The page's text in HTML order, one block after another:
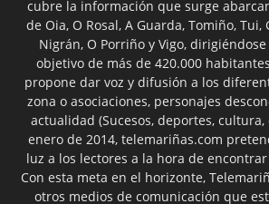
cubre la información que surge
de Oia, O Rosal, A Guarda, Tomiño, Tui,
Nigrán, O Porriño y Vigo,
objetivo de más de 420.000
propone dar voz y difusión a los
zona o asociaciones, personajes
actualidad (Sucesos, deportes, cultura,
enero de 2014, telemariñas.com
luz a los lectores a la hora de
Con esta meta en el horizonte,
otros medios de comunicación que